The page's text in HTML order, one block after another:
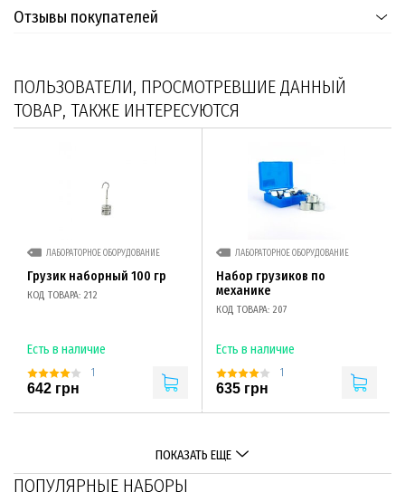
Отзывы покупателей
ПОЛЬЗОВАТЕЛИ, ПРОСМОТРЕВШИЕ ДАННЫЙ
ТОВАР, ТАКЖЕ ИНТЕРЕСУЮТСЯ
ЛАБОРАТОРНОЕ ОБОРУДОВАНИЕ
Грузик наборный 100 гр
КОД ТОВАРА: 212
Есть в наличие
1
642 грн
ЛАБОРАТОРНОЕ ОБОРУДОВАНИЕ
Набор грузиков по
механике
КОД ТОВАРА: 207
Есть в наличие
1
635 грн
ПОКАЗАТЬ ЕЩЕ
ПОПУЛЯРНЫЕ НАБОРЫ